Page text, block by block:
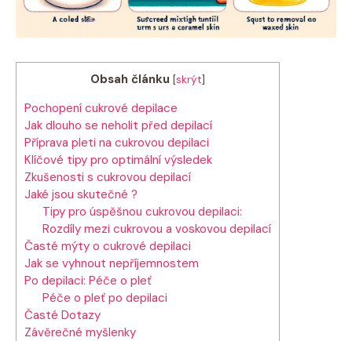
Obsah článku [skrýt]
Pochopení cukrové depilace
Jak⁢ dlouho se neholit před depilací
Příprava​ pleti na‍ cukrovou‌ depilaci
Klíčové tipy pro optimální výsledek
Zkušenosti ⁤s cukrovou depilací
Jaké jsou ‍skutečné ?
Tipy‌ pro úspěšnou cukrovou‌ depilaci:
Rozdíly mezi cukrovou ⁢a voskovou depilací
Časté​ mýty o ⁣cukrové depilaci
Jak‌ se vyhnout nepříjemnostem
Po depilaci: Péče‌ o pleť
Péče o pleť po depilaci
Časté⁢ Dotazy
Závěrečné myšlenky